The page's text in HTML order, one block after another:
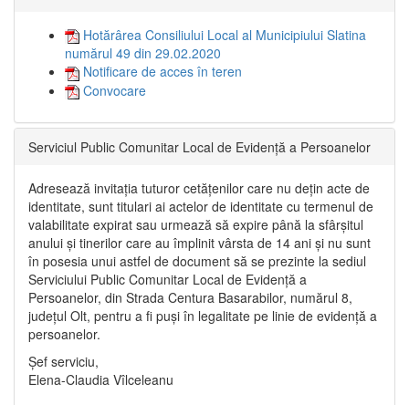
Hotărârea Consiliului Local al Municipiului Slatina
numărul 49 din 29.02.2020
Notificare de acces în teren
Convocare
Serviciul Public Comunitar Local de Evidență a Persoanelor
Adresează invitația tuturor cetățenilor care nu dețin acte de
identitate, sunt titulari ai actelor de identitate cu termenul de
valabilitate expirat sau urmează să expire până la sfârșitul
anului și tinerilor care au împlinit vârsta de 14 ani și nu sunt
în posesia unui astfel de document să se prezinte la sediul
Serviciului Public Comunitar Local de Evidență a
Persoanelor, din Strada Centura Basarabilor, numărul 8,
județul Olt, pentru a fi puși în legalitate pe linie de evidență a
persoanelor.
Șef serviciu,
Elena-Claudia Vîlceleanu